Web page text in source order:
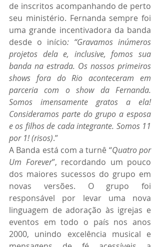
de inscritos acompanhando de perto
seu ministério. Fernanda sempre foi
uma grande incentivadora da banda
desde o início: “Gravamos inúmeros
projetos dela e, inclusive, fomos sua
banda na estrada. Os nossos primeiros
shows fora do Rio aconteceram em
parceria com o show da Fernanda.
Somos imensamente gratos a ela!
Consideramos parte do grupo a esposa
e os filhos de cada integrante. Somos 11
por 1! (risos).”
A Banda está com a turnê “Quatro por
Um Forever”, recordando um pouco
dos maiores sucessos do grupo em
novas versões. O grupo foi
responsável por levar uma nova
linguagem de adoração às igrejas e
eventos em todo o país nos anos
2000, unindo excelência musical e